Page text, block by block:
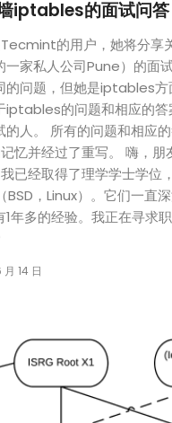
iptables的面试问答
的用户，她将分享
一家私人公司Pune）的面
的问题，但她是iptables方
iptables的问题和相应的答
的人。 所有的问题和相应
忆并经过了重写。 嗨，朋
已经取得了理学学士学位
BSD，Linux）。它们一直
年多的经验。我正在寻求
14 日